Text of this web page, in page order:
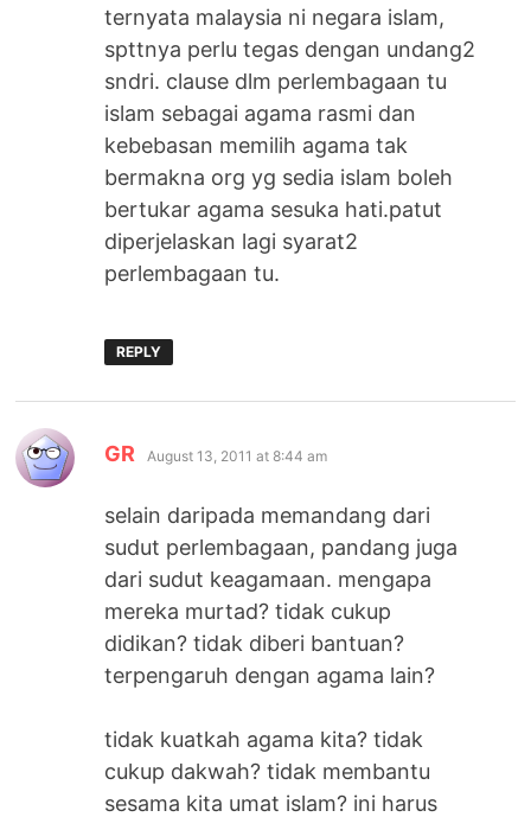
ternyata malaysia ni negara islam,
spttnya perlu tegas dengan undang2
sndri. clause dlm perlembagaan tu
islam sebagai agama rasmi dan
kebebasan memilih agama tak
bermakna org yg sedia islam boleh
bertukar agama sesuka hati.patut
diperjelaskan lagi syarat2
perlembagaan tu.
REPLY
GR says:
August 13, 2011 at 8:44 am
selain daripada memandang dari
sudut perlembagaan, pandang juga
dari sudut keagamaan. mengapa
mereka murtad? tidak cukup
didikan? tidak diberi bantuan?
terpengaruh dengan agama lain?
tidak kuatkah agama kita? tidak
cukup dakwah? tidak membantu
sesama kita umat islam? ini harus